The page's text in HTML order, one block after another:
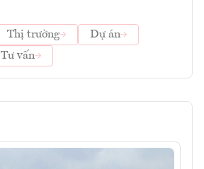
Thị trường
Dự án
Tư vấn